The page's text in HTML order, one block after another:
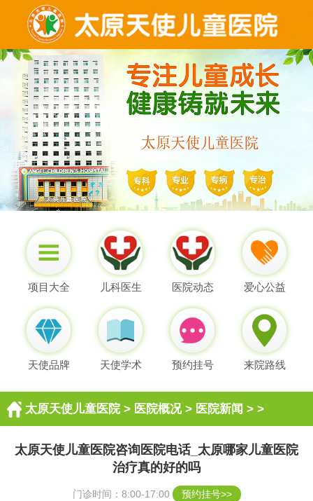
项目大全 儿科医生 医院动态 爱心公益
天使品牌 天使学术 预约挂号 来院路线
太原天使儿童医院> 医院概况> 医院新闻 > >
太原天使儿童医院咨询医院电话_太原哪家儿童医院
治疗真的好的吗
门诊时间：8:00-17:00 预约挂号>>